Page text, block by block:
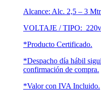
Alcance: Alc. 2,5 – 3
VOLTAJE / TIPO:
*Producto Certificado.
*Despacho día hábil
confirmación de compra.
*Valor con IVA Incluido.